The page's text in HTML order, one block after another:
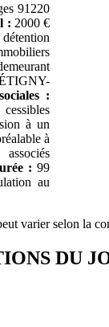
91220
: 2000 €
:
à un
à
: 99
au
varier selon la
DU